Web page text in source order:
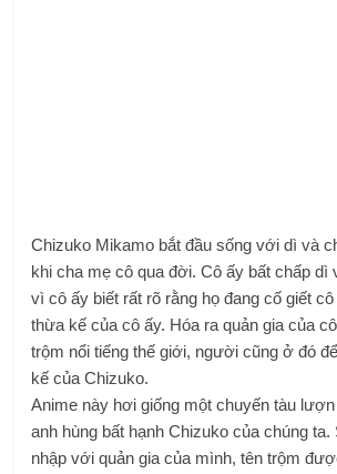
Chizuko Mikamo bắt đầu sống với dì và
khi cha mẹ cô qua đời. Cô ấy bất chấp dì
vì cô ấy biết rất rõ rằng họ đang cố giết
thừa kế của cô ấy. Hóa ra quản gia của
trộm nổi tiếng thế giới, người cũng ở đó
kế của Chizuko.
Anime này hơi giống một chuyến tàu
anh hùng bất hạnh Chizuko của chúng ta.
nhập với quản gia của mình, tên trộm